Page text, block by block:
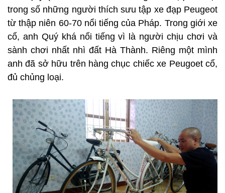
trong số những người thích sưu tập xe đạp Peugeot
từ thập niên 60-70 nổi tiếng của Pháp. Trong giới xe
cổ, anh Quý khá nổi tiếng vì là người chịu chơi và
sành chơi nhất nhì đất Hà Thành. Riêng một mình
anh đã sở hữu trên hàng chục chiếc xe Peugoet cổ,
đủ chủng loại.